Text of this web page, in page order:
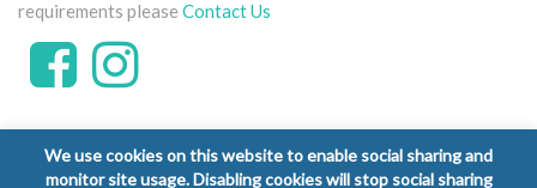
requirements please Contact Us
We use cookies on this website to enable social sharing and
monitor site usage. Disabling cookies will stop social sharing